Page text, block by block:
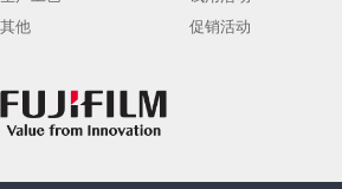
其他
促销活动